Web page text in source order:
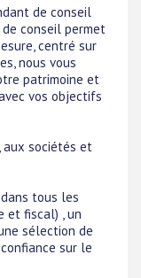
de conseil
conseil permet
centré sur
nous vous
patrimoine et
vos objectifs
aux sociétés et
tous les
et fiscal) , un
sélection de
sur le